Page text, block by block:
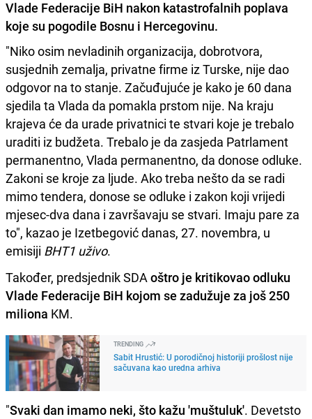
Vlade Federacije BiH nakon katastrofalnih poplava
koje su pogodile Bosnu i Hercegovinu.
"Niko osim nevladinih organizacija, dobrotvora,
susjednih zemalja, privatne firme iz Turske, nije dao
odgovor na to stanje. Začuđujuće je kako je 60 dana
sjedila ta Vlada da pomakla prstom nije. Na kraju
krajeva će da urade privatnici te stvari koje je trebalo
uraditi iz budžeta. Trebalo je da zasjeda Patrlament
permanentno, Vlada permanentno, da donose odluke.
Zakoni se kroje za ljude. Ako treba nešto da se radi
mimo tendera, donose se odluke i zakon koji vrijedi
mjesec-dva dana i završavaju se stvari. Imaju pare za
to", kazao je Izetbegović danas, 27. novembra, u
emisiji BHT1 uživo.
Također, predsjednik SDA oštro je kritikovao odluku
Vlade Federacije BiH kojom se zadužuje za još 250
miliona KM.
TRENDING
Sabit Hrustić: U porodičnoj historiji prošlost nije
sačuvana kao uredna arhiva
"Svaki dan imamo neki, što kažu 'muštuluk'. Devetsto